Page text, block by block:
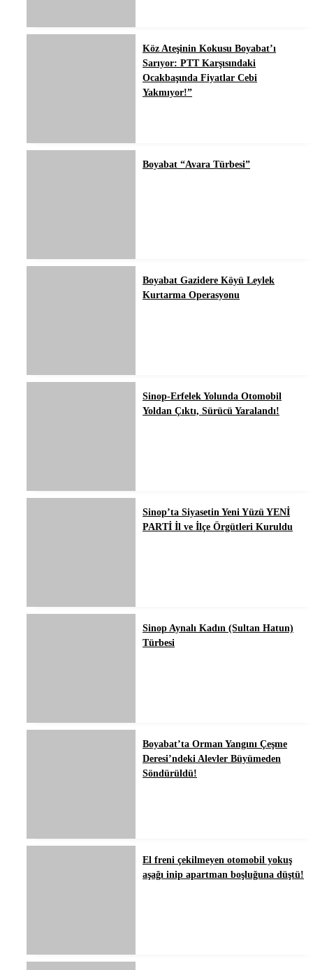
Köz Ateşinin Kokusu Boyabat’ı
Sarıyor: PTT Karşısındaki
Ocakbaşında Fiyatlar Cebi
Yakmıyor!”
Boyabat “Avara Türbesi”
Boyabat Gazidere Köyü Leylek
Kurtarma Operasyonu
Sinop-Erfelek Yolunda Otomobil
Yoldan Çıktı, Sürücü Yaralandı!
Sinop’ta Siyasetin Yeni Yüzü YENİ
PARTİ İl ve İlçe Örgütleri Kuruldu
Sinop Aynalı Kadın (Sultan Hatun)
Türbesi
Boyabat’ta Orman Yangını Çeşme
Deresi’ndeki Alevler Büyümeden
Söndürüldü!
El freni çekilmeyen otomobil yokuş
aşağı inip apartman boşluğuna düştü!